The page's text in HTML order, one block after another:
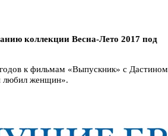
коллекции Весна-Лето 2017 под
к фильмам «Выпускник» с Дастином
любил женщин».